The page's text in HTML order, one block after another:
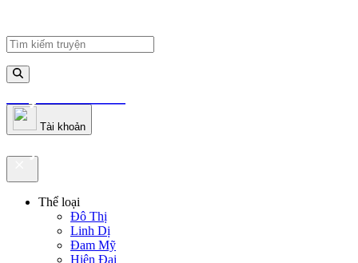
truyenfullz.com
Tài khoản
truyenfullz.com
Thể loại
Đô Thị
Linh Dị
Đam Mỹ
Hiện Đại